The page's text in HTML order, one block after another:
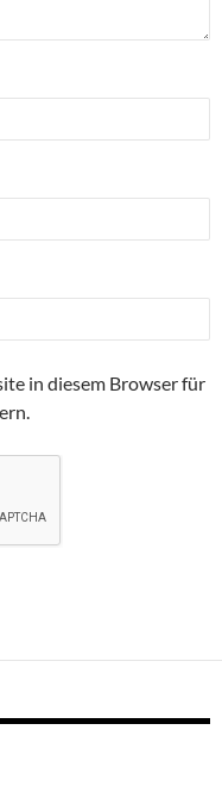
in diesem Browser für